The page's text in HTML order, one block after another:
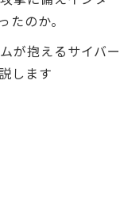
たのか。
が抱えるサイバ
します